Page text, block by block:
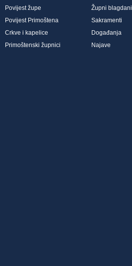
Povijest župe
Povijest Primoštena
Crkve i kapelice
Primoštenski župnici
Župni blagdani
Sakramenti
Događanja
Najave